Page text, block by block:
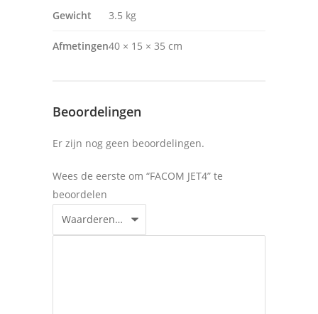
Gewicht 3.5 kg
Afmetingen40 × 15 × 35 cm
Beoordelingen
Er zijn nog geen beoordelingen.
Wees de eerste om “FACOM JET4” te
beoordelen